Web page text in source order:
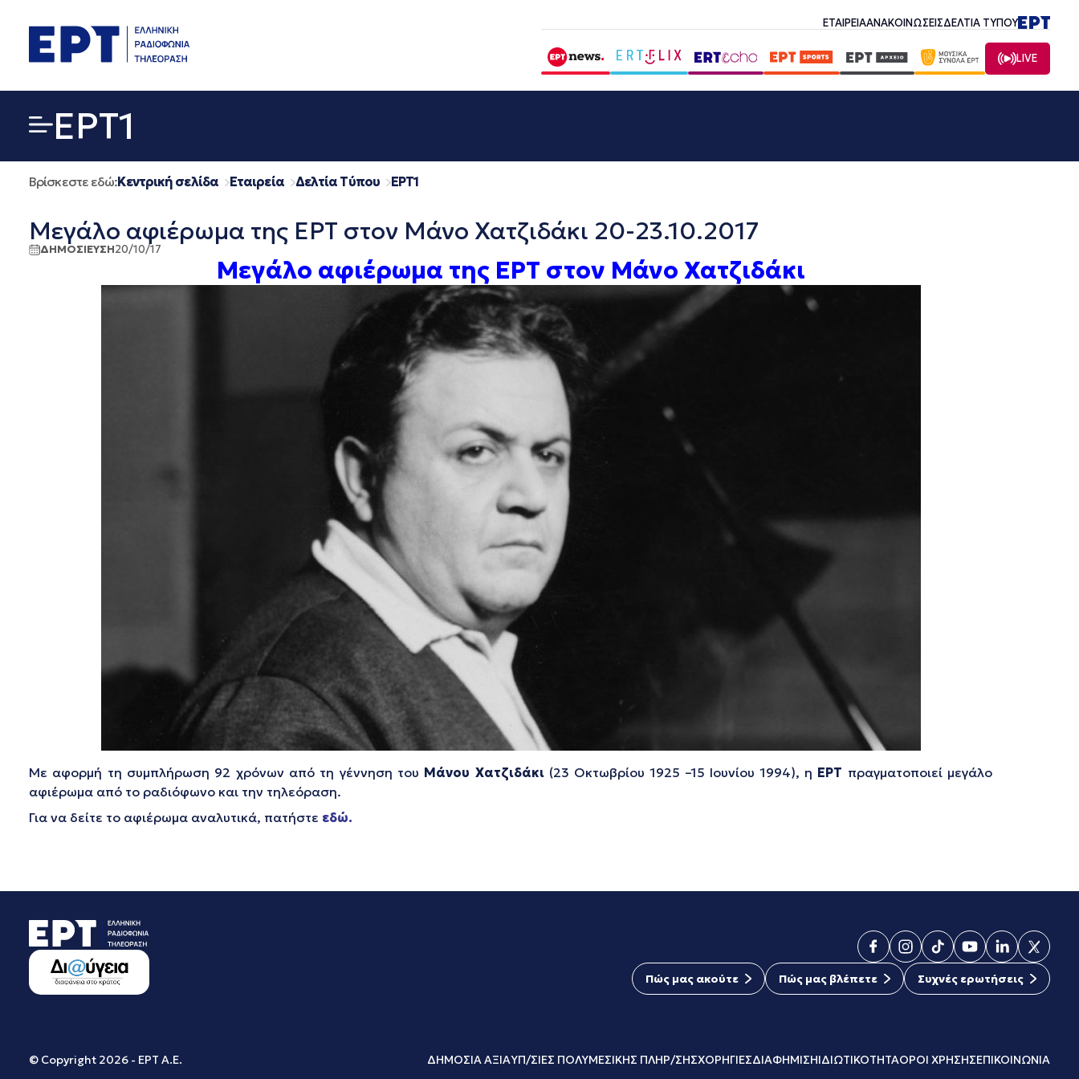
περιεχόμενο
ΕΤΑΙΡΕΙΑΑΝΑΚΟΙΝΩΣΕΙΣΔΕΛΤΙΑ ΤΥΠΟΥ
LIVE
EΡΤ1
Βρίσκεστε εδώ:Κεντρική σελίδα Εταιρεία Δελτία Τύπου EΡΤ1
Μεγάλο αφιέρωμα της ΕΡΤ στον Μάνο Χατζιδάκι 20-23.10.2017
ΔΗΜΟΣΙΕΥΣΗ20/10/17
Μεγάλο αφιέρωμα της ΕΡΤ στον Μάνο Χατζιδάκι
Με αφορμή τη συμπλήρωση 92 χρόνων από τη γέννηση του Μάνου Χατζιδάκι(23 Οκτωβρίου 1925 –15 Ιουνίου 1994), η ΕΡΤ πραγματοποιεί μεγάλο
αφιέρωμα από το ραδιόφωνο και την τηλεόραση.
Για να δείτε το αφιέρωμα αναλυτικά, πατήστε εδώ.
Πώς μας ακούτε Πώς μας βλέπετε Συχνές ερωτήσεις
© Copyright 2026 - ΕΡΤ Α.Ε. ΔΗΜΟΣΙΑ ΑΞΙΑΥΠ/ΣΙΕΣ ΠΟΛΥΜΕΣΙΚΗΣ ΠΛΗΡ/ΣΗΣΧΟΡΗΓΙΕΣΔΙΑΦΗΜΙΣΗΙΔΙΩΤΙΚΟΤΗΤΑΟΡΟΙ ΧΡΗΣΗΣΕΠΙΚΟΙΝΩΝΙΑ